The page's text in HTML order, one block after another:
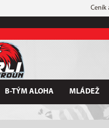
Ceník
B-TÝM ALOHA MLÁDEŽ